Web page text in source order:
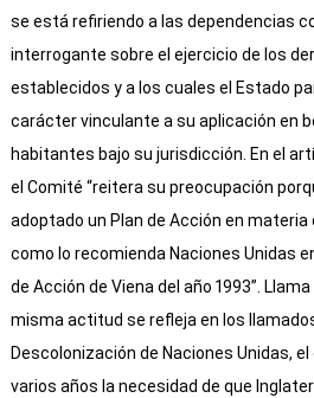
se está refiriendo a las dependencias
interrogante sobre el ejercicio de los
establecidos y a los cuales el Estado
carácter vinculante a su aplicación en
habitantes bajo su jurisdicción. En el
el Comité “reitera su preocupación
adoptado un Plan de Acción en materia
como lo recomienda Naciones Unidas
de Acción de Viena del año 1993”.
misma actitud se refleja en los
Descolonización de Naciones Unidas,
varios años la necesidad de que